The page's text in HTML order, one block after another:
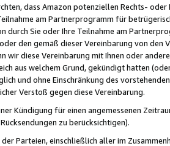
dass Amazon potenziellen Rechts-
am Partnerprogramm für
durch Sie oder Ihre Teilnahme am
den gemäß dieser Vereinbarung von
diese Vereinbarung mit Ihnen oder
aus welchem Grund, gekündigt hatten
und ohne Einschränkung des
Verstoß gegen diese Vereinbarung.
Kündigung für einen angemessenen
zu berücksichtigen).
Parteien, einschließlich aller im